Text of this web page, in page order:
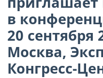
в
20 сентября
Москва,
Конгресс-